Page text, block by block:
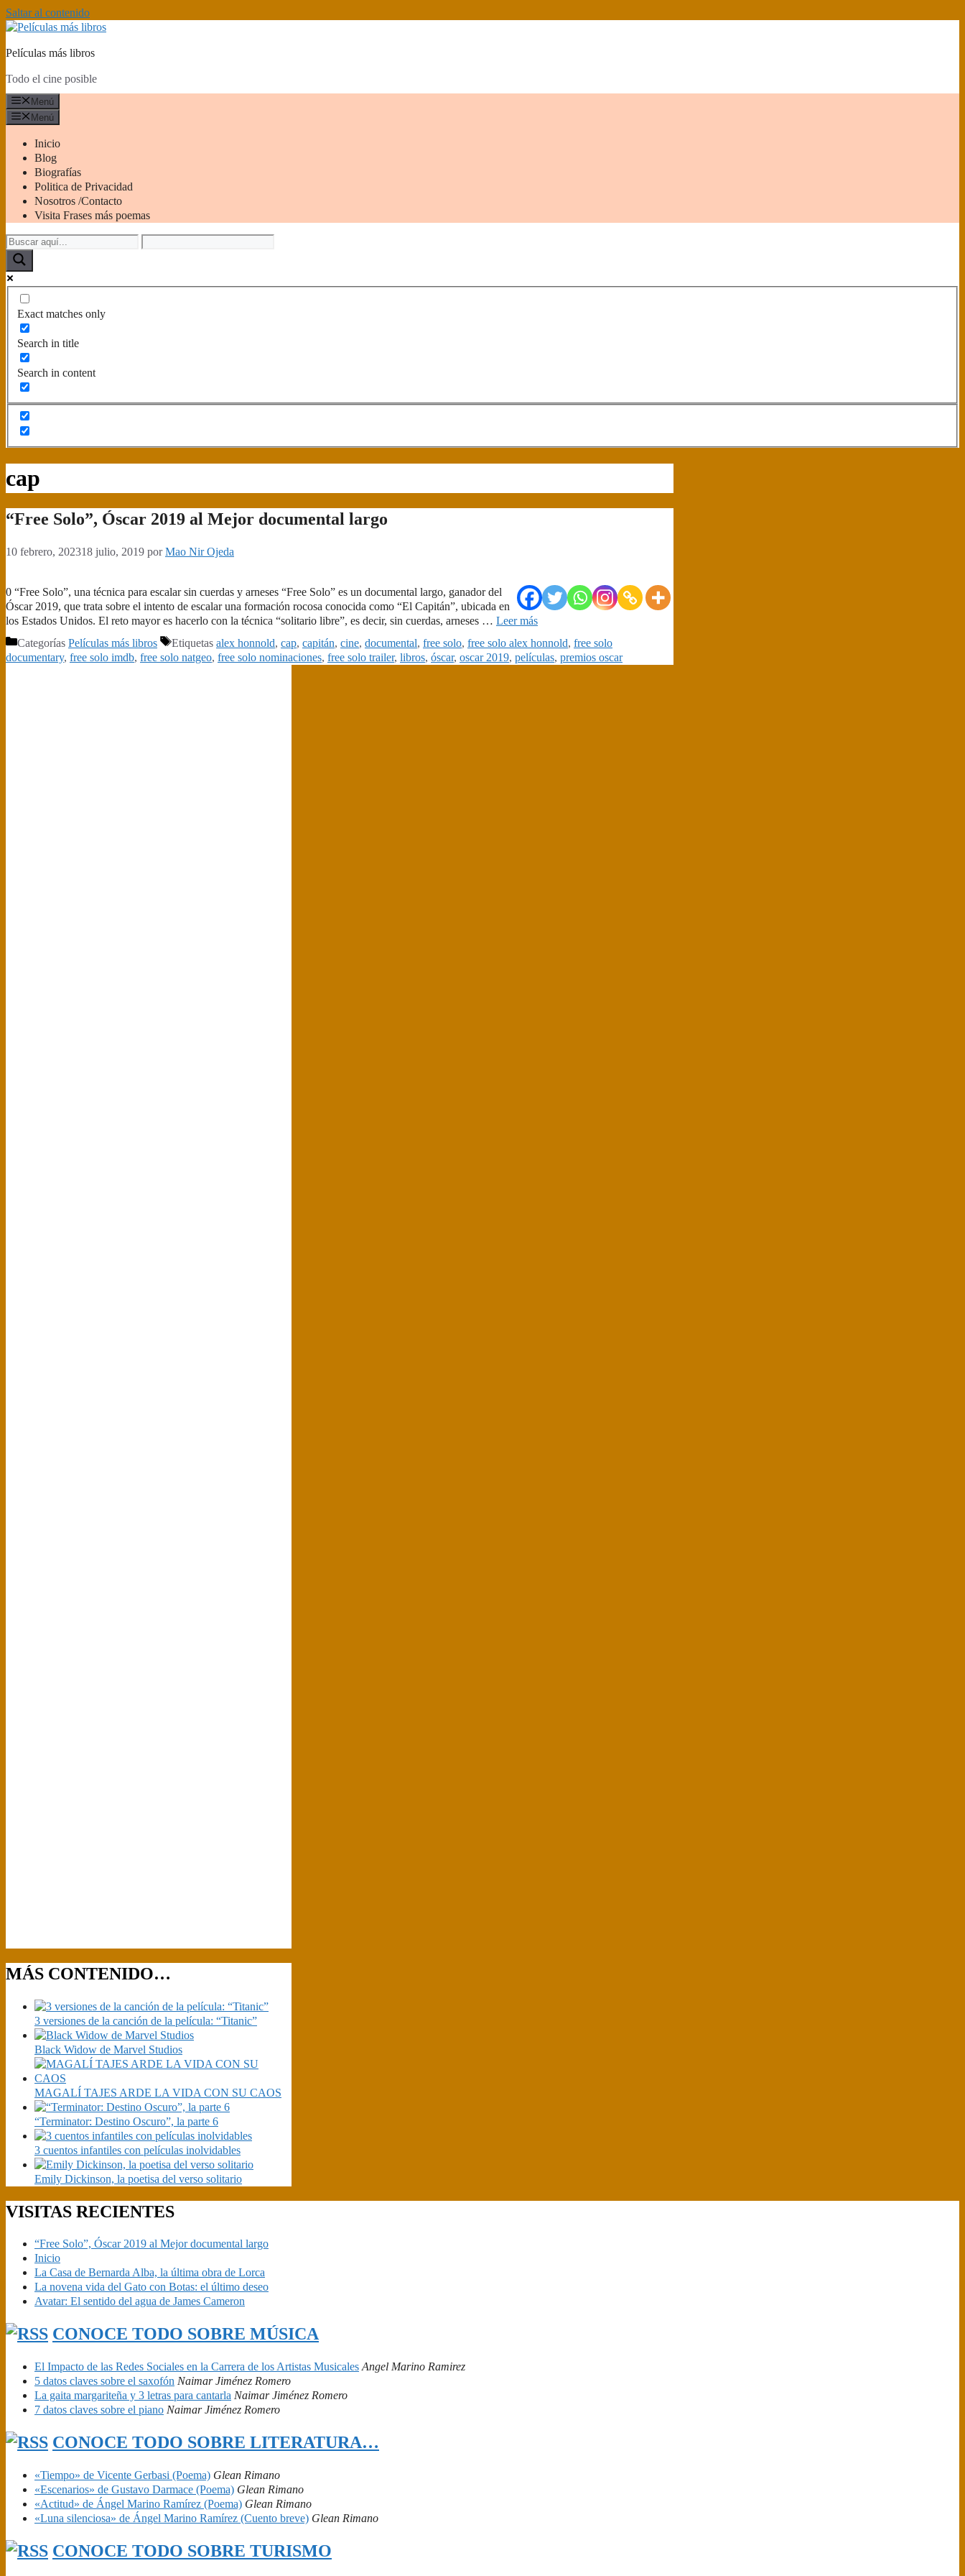
Saltar al contenido
Películas más libros
Todo el cine posible
Menú
Menú
Inicio
Blog
Biografías
Politica de Privacidad
Nosotros /Contacto
Visita Frases más poemas
Exact matches only
Search in title
Search in content
cap
“Free Solo”, Óscar 2019 al Mejor documental largo
10 febrero, 202318 julio, 2019 porMao Nir Ojeda
0 “Free Solo”, una técnica para escalar sin cuerdas y arneses “Free Solo” es un documental largo, ganador del
Óscar 2019, que trata sobre el intento de escalar una formación rocosa conocida como “El Capitán”, ubicada en
los Estados Unidos. El reto mayor es hacerlo con la técnica “solitario libre”, es decir, sin cuerdas, arneses … Leer más
Categorías Películas más libros Etiquetas alex honnold, cap, capitán, cine, documental, free solo, free solo alex honnold, free solo
documentary, free solo imdb, free solo natgeo, free solo nominaciones, free solo trailer, libros, óscar, oscar 2019, películas, premios oscar
MÁS CONTENIDO…
3 versiones de la canción de la película: “Titanic”
Black Widow de Marvel Studios
MAGALÍ TAJES ARDE LA VIDA CON SU CAOS
“Terminator: Destino Oscuro”, la parte 6
3 cuentos infantiles con películas inolvidables
Emily Dickinson, la poetisa del verso solitario
VISITAS RECIENTES
“Free Solo”, Óscar 2019 al Mejor documental largo
Inicio
La Casa de Bernarda Alba, la última obra de Lorca
La novena vida del Gato con Botas: el último deseo
Avatar: El sentido del agua de James Cameron
CONOCE TODO SOBRE MÚSICA
El Impacto de las Redes Sociales en la Carrera de los Artistas Musicales Angel Marino Ramirez
5 datos claves sobre el saxofón Naimar Jiménez Romero
La gaita margariteña y 3 letras para cantarla Naimar Jiménez Romero
7 datos claves sobre el piano Naimar Jiménez Romero
CONOCE TODO SOBRE LITERATURA…
«Tiempo» de Vicente Gerbasi (Poema) Glean Rimano
«Escenarios» de Gustavo Darmace (Poema) Glean Rimano
«Actitud» de Ángel Marino Ramírez (Poema) Glean Rimano
«Luna silenciosa» de Ángel Marino Ramírez (Cuento breve) Glean Rimano
CONOCE TODO SOBRE TURISMO